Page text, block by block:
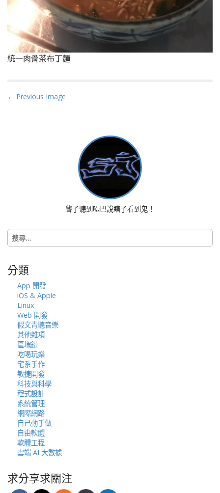
統一肉骨茶布丁麵
P
i
o
n
← Previous Image
聾子聽到啞巴說瞎子看到鬼！
搜
尋
字:
分類
App 開發
iOS & Apple
Linux
Web 開發
假文青聽音樂
其他雜項
區塊鏈
吃喝玩樂
宅系手作
敏捷開發
科技與科學
程式設計
系統管理
網際網路
自己動手做
自由軟體
軟體工程
雲端 AI 大數據
求分享求關注